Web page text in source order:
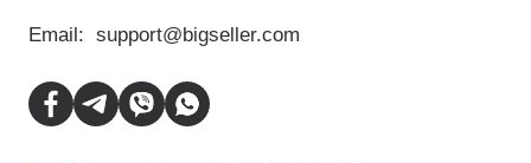
Email: support@bigseller.com